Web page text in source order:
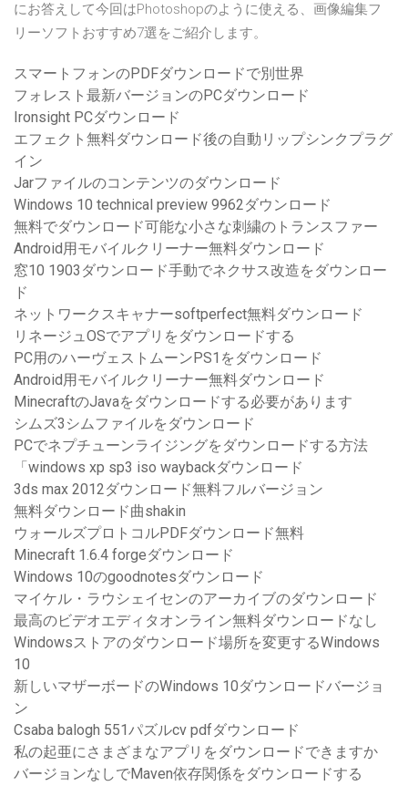
にお答えして今回はPhotoshopのように使える、画像編集フ
リーソフトおすすめ7選をご紹介します。
スマートフォンのPDFダウンロードで別世界
フォレスト最新バージョンのPCダウンロード
Ironsight PCダウンロード
エフェクト無料ダウンロード後の自動リップシンクプラグ
イン
Jarファイルのコンテンツのダウンロード
Windows 10 technical preview 9962ダウンロード
無料でダウンロード可能な小さな刺繍のトランスファー
Android用モバイルクリーナー無料ダウンロード
窓10 1903ダウンロード手動でネクサス改造をダウンロー
ド
ネットワークスキャナーsoftperfect無料ダウンロード
リネージュOSでアプリをダウンロードする
PC用のハーヴェストムーンPS1をダウンロード
Android用モバイルクリーナー無料ダウンロード
MinecraftのJavaをダウンロードする必要があります
シムズ3シムファイルをダウンロード
PCでネプチューンライジングをダウンロードする方法
「windows xp sp3 iso waybackダウンロード
3ds max 2012ダウンロード無料フルバージョン
無料ダウンロード曲shakin
ウォールズプロトコルPDFダウンロード無料
Minecraft 1.6.4 forgeダウンロード
Windows 10のgoodnotesダウンロード
マイケル・ラウシェイセンのアーカイブのダウンロード
最高のビデオエディタオンライン無料ダウンロードなし
Windowsストアのダウンロード場所を変更するWindows
10
新しいマザーボードのWindows 10ダウンロードバージョ
ン
Csaba balogh 551パズルcv pdfダウンロード
私の起亜にさまざまなアプリをダウンロードできますか
バージョンなしでMaven依存関係をダウンロードする